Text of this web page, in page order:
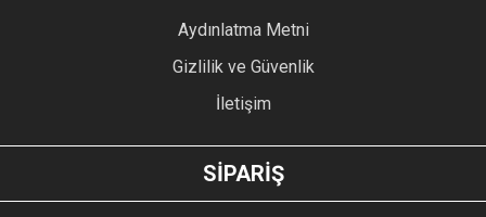
GÖNDER
Aydınlatma Metni
Gizlilik ve Güvenlik
İletişim
SİPARİŞ